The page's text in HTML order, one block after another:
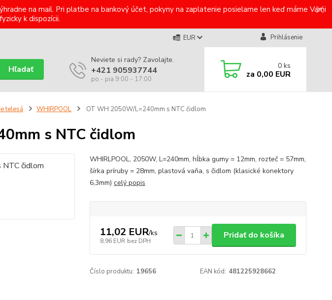
na mail. Pri platbe na bankový účet, pokyny na zaplatenie posielame len keď máme Vami
k dispozícii.
EUR Prihlásenie
Hľadať
Neviete si rady? Zavolajte.
+421 905937744
po - pia 9:00 - 17:00
0 ks
za 0,00 EUR
telesá WHIRPOOL OT WH 2050W/L=240mm s NTC čidlom
s NTC čidlom
WHIRLPOOL, 2050W, L=240mm, hĺbka gumy = 12mm, rozteč = 57mm,
šírka príruby = 28mm, plastová vaňa, s čidlom (klasické konektory
6,3mm) celý popis
11,02 EUR/ks
8,96 EUR bez DPH
Pridať do košíka
Číslo produktu: 19656 EAN kód: 481225928662